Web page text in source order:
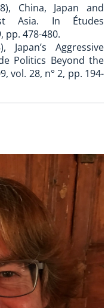
China, Japan and
Asia. In Études
pp. 478-480.
Japan’s Aggressive
Politics Beyond the
vol. 28, n° 2, pp. 194-